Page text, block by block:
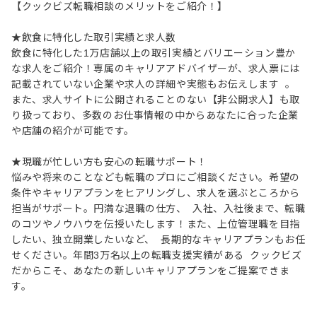
【クックビズ転職相談のメリットをご紹介！】
★飲食に特化した取引実績と求人数
飲食に特化した1万店舗以上の取引実績とバリエーション豊か
な求人をご紹介！専属のキャリアアドバイザーが、求人票には
記載されていない企業や求人の詳細や実態もお伝えします 。
また、求人サイトに公開されることのない【非公開求人】も取
り扱っており、多数のお仕事情報の中からあなたに合った企業
や店舗の紹介が可能です。
★現職が忙しい方も安心の転職サポート！
悩みや将来のことなども転職のプロにご相談ください。希望の
条件やキャリアプランをヒアリングし、求人を選ぶところから
担当がサポート。円満な退職の仕方、 入社、入社後まで、転職
のコツやノウハウを伝授いたします！また、上位管理職を目指
したい、独立開業したいなど、 長期的なキャリアプランもお任
せください。年間3万名以上の転職支援実績がある クックビズ
だからこそ、あなたの新しいキャリアプランをご提案できま
す。